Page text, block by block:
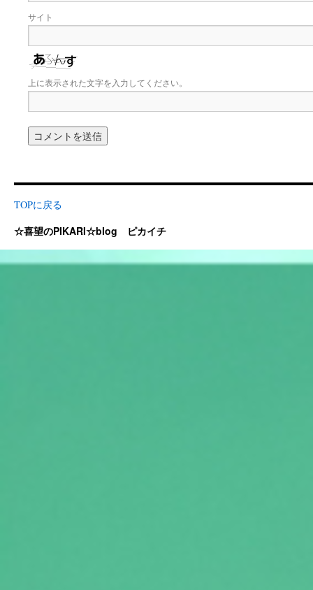
サイト
上に表示された文字を入力してください。
TOPに戻る
☆喜望のPIKARI☆blog ピカイチ